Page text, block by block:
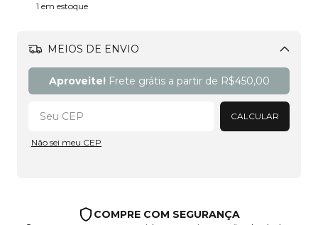
1 em estoque
MEIOS DE ENVIO
Alterar CEP
Aproveite! Frete grátis a partir de R$450,00
CALCULAR
Não sei meu CEP
COMPRE COM SEGURANÇA